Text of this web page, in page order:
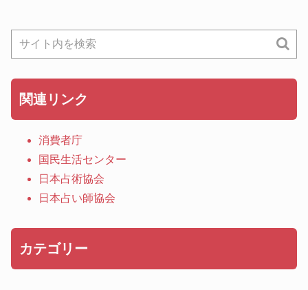
関連リンク
消費者庁
国民生活センター
日本占術協会
日本占い師協会
カテゴリー